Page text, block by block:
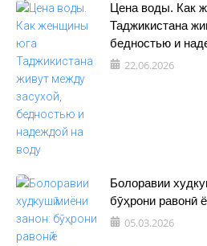
Цена воды. Как
Таджикистана
бедностью и
22.06.2026
Болоравии
бӯҳрони равонӣ
05.03.2026